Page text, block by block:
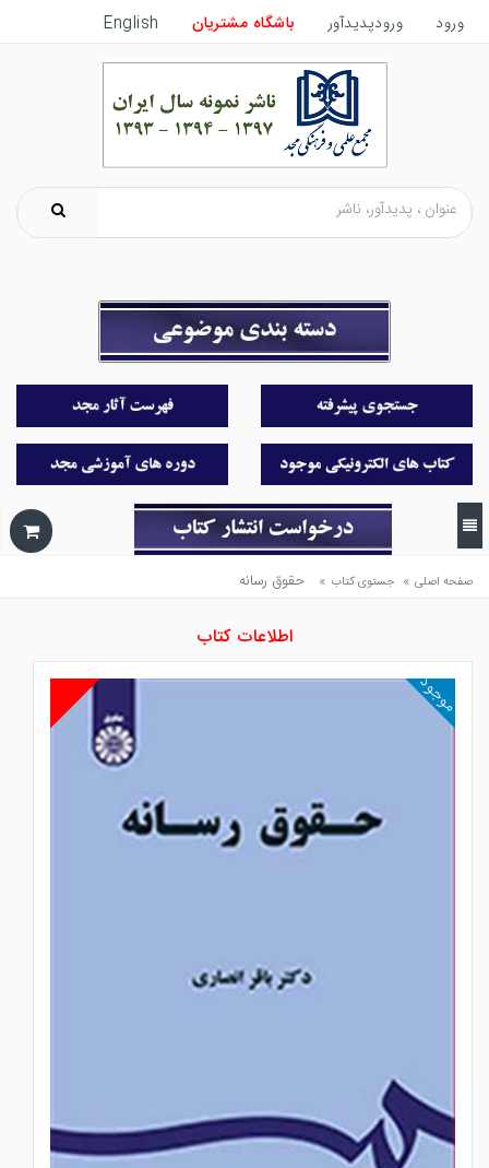
ورود ورودپدیدآور باشگاه مشتریان English
صفحه اصلی » جستوی کتاب » حقوق رسانه
اطلاعات کتاب
موجود